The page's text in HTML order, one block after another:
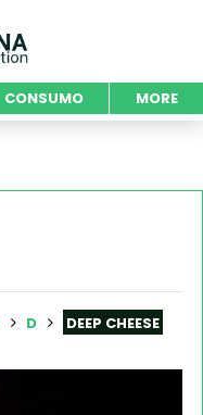
CONSUMO MORE
D DEEP CHEESE